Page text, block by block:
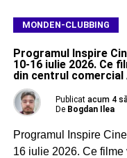
MONDEN-CLUBBING
Programul Inspire
10-16 iulie 2026. Ce
din centrul comercial
Publicat acum 4
De Bogdan Ilea
Programul Inspire
16 iulie 2026. Ce